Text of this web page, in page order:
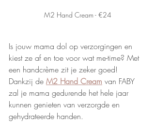
M2 Hand Cream - €24
Is jouw mama dol op verzorgingen en
kiest ze af en toe voor wat me-time? Met
een handcrème zit je zeker goed!
Dankzij de M2 Hand Cream van FABY
zal je mama gedurende het hele jaar
kunnen genieten van verzorgde en
gehydrateerde handen.